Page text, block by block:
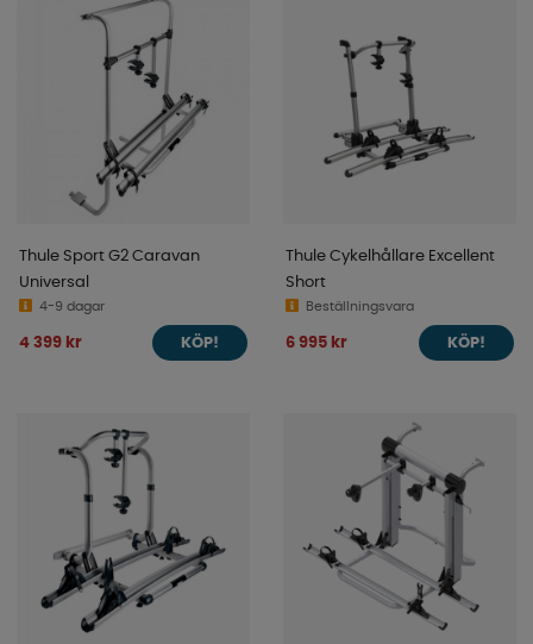
Thule Sport G2 Caravan
Universal
4-9 dagar
4 399 kr KÖP!
Thule Cykelhållare Excellent
Short
Beställningsvara
6 995 kr KÖP!